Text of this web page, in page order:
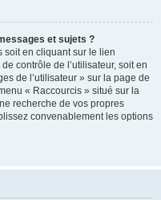
et sujets ?
soit en cliquant sur le lien
contrôle de l’utilisateur, soit en
de l’utilisateur » sur la page de
« Raccourcis » situé sur la
recherche de vos propres
convenablement les options